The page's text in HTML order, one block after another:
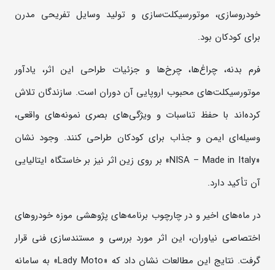
خودروسازی، موتورسیکلت‌سازی و تولید وسایل تفریحی مدرن
برای کودکان بود.
فرم بدنه، چراغ‌ها، چرخ‌ها و جزئیات طراحی این اثر، یادآور
موتورسیکلت‌های محبوب اروپایی آن دوران است. سازندگان تلاش
کرده‌اند با حفظ تناسبات و ویژگی‌های بصری نمونه‌های واقعی،
وسیله‌ای ایمن و جذاب برای کودکان طراحی کنند. وجود نشان
«NISA – Made in Italy» بر روی زین اثر نیز بر خاستگاه ایتالیایی
آن تأکید دارد.
در ماه‌های اخیر و در چارچوب برنامه‌های پژوهشی موزه خودروهای
اختصاصی نیاوران، این اثر مورد بررسی و مستندسازی فنی قرار
گرفت. نتایج این مطالعات نشان داد که «Lady Moto» به سامانه